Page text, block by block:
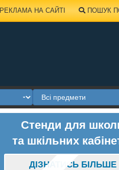
НА САЙТІ ПОШУК
Стенди для
та шкільних
ДІЗНАТИСЬ БІЛЬШЕ